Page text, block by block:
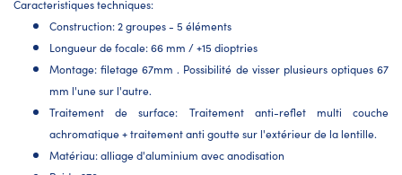
Caracteristiques techniques:
Construction: 2 groupes - 5 éléments
Longueur de focale: 66 mm / +15 dioptries
Montage: filetage 67mm . Possibilité de visser plusieurs optiques 67
mm l'une sur l'autre.
Traitement de surface: Traitement anti-reflet multi couche
achromatique + traitement anti goutte sur l'extérieur de la lentille.
Matériau: alliage d'aluminium avec anodisation